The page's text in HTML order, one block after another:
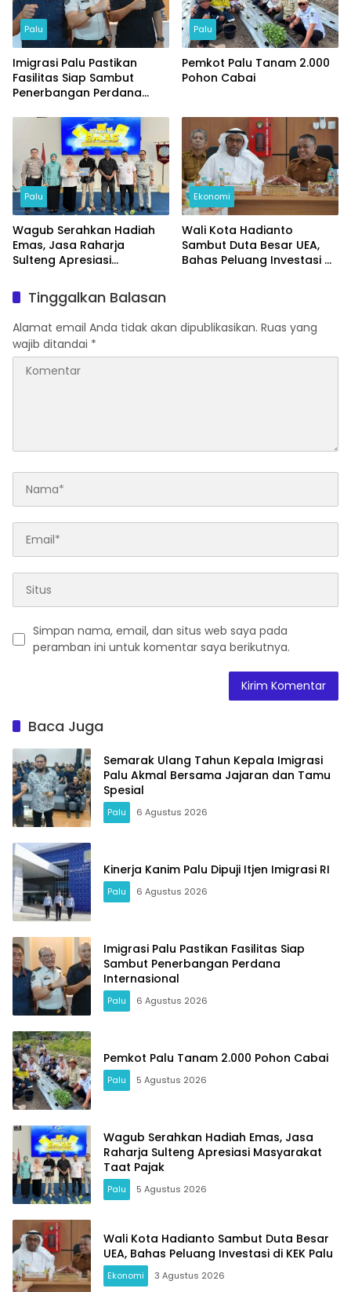
Palu
Imigrasi Palu Pastikan
Fasilitas Siap Sambut
Penerbangan Perdana
Palu
Pemkot Palu Tanam 2.000
Pohon Cabai
Palu
Wagub Serahkan Hadiah
Emas, Jasa Raharja
Sulteng Apresiasi
Ekonomi
Wali Kota Hadianto
Sambut Duta Besar UEA,
Bahas Peluang Investasi di
Tinggalkan Balasan
Alamat email Anda tidak akan dipublikasikan. Ruas yang
wajib ditandai *
Simpan nama, email, dan situs web saya pada
peramban ini untuk komentar saya berikutnya.
Baca Juga
Semarak Ulang Tahun Kepala Imigrasi
Palu Akmal Bersama Jajaran dan Tamu
Spesial
Palu 6 Agustus 2026
Kinerja Kanim Palu Dipuji Itjen Imigrasi RI
Palu 6 Agustus 2026
Imigrasi Palu Pastikan Fasilitas Siap
Sambut Penerbangan Perdana
Internasional
Palu 6 Agustus 2026
Pemkot Palu Tanam 2.000 Pohon Cabai
Palu 5 Agustus 2026
Wagub Serahkan Hadiah Emas, Jasa
Raharja Sulteng Apresiasi Masyarakat
Taat Pajak
Palu 5 Agustus 2026
Wali Kota Hadianto Sambut Duta Besar
UEA, Bahas Peluang Investasi di KEK Palu
Ekonomi 3 Agustus 2026